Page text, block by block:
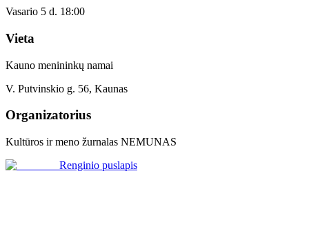
Vasario 5 d. 18:00
Vieta
Kauno menininkų namai
V. Putvinskio g. 56, Kaunas
Organizatorius
Kultūros ir meno žurnalas NEMUNAS
Renginio puslapis